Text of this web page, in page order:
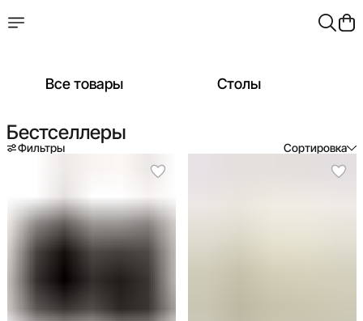
Все товары Столы
Бестселлеры
Фильтры Сортировка